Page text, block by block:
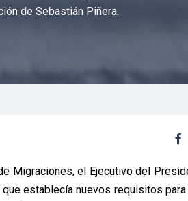
de Sebastián Piñera.
Migraciones, el Ejecutivo del
que establecía nuevos requisitos